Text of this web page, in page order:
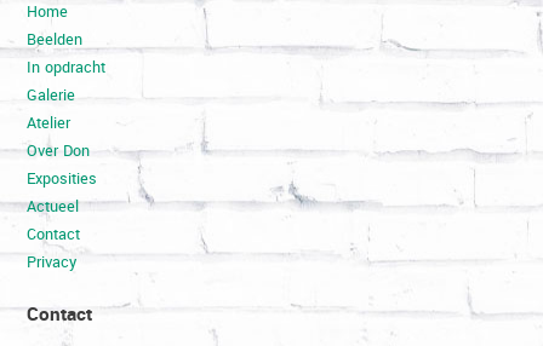
Home
Beelden
In opdracht
Galerie
Atelier
Over Don
Exposities
Actueel
Contact
Privacy
Contact